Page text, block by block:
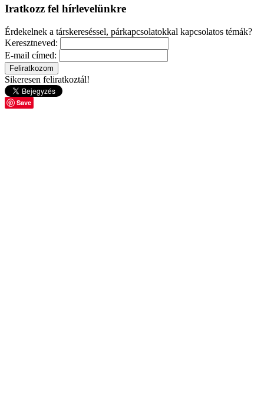
Iratkozz fel hírlevelünkre
Érdekelnek a társkereséssel, párkapcsolatokkal kapcsolatos témák?
Keresztneved:
E-mail címed:
Sikeresen feliratkoztál!
Save